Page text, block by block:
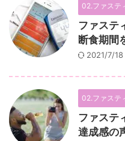
02.ファステ
ファステ
断食期間
2021/7/18
02.ファステ
ファステ
達成感の